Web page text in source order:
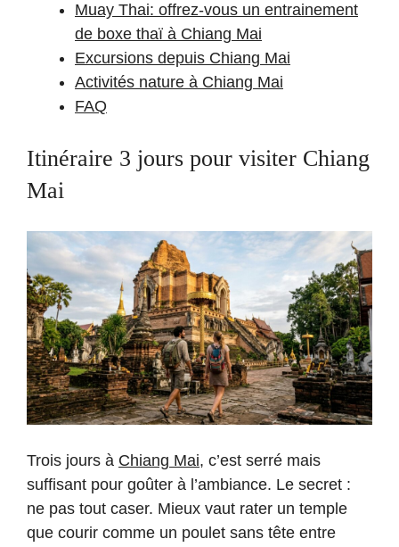
Muay Thai: offrez-vous un entrainement
de boxe thaï à Chiang Mai
Excursions depuis Chiang Mai
Activités nature à Chiang Mai
FAQ
Itinéraire 3 jours pour visiter Chiang
Mai
Trois jours à Chiang Mai, c’est serré mais
suffisant pour goûter à l’ambiance. Le secret :
ne pas tout caser. Mieux vaut rater un temple
que courir comme un poulet sans tête entre